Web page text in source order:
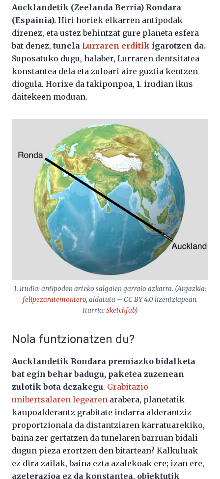
Aucklandetik (Zeelanda Berria) Rondara
(Espainia). Hiri horiek elkarren antipodak
direnez, eta ustez behintzat gure planeta esfera
bat denez, tunela Lurraren erditik igarotzen da.
Suposatuko dugu, halaber, Lurraren dentsitatea
konstantea dela eta zuloari aire guztia kentzen
diogula. Horixe da takiponpoa, 1. irudian ikus
daitekeen moduan.
1. irudia: antipoden arteko salgaien garraio azkarra. (Argazkia:
felipezaratemontero, aldatuta – CC BY 4.0 lizentziapean.
Iturria:Sketchfab)
Nola funtzionatzen du?
Aucklandetik Rondara premiazko bidalketa
bat egin behar badugu, paketea zuzenean
zulotik bota dezakegu. Grabitazio
unibertsalaren legearen arabera, planetatik
kanpoalderantz grabitate indarra alderantziz
proportzionala da distantziaren karratuarekiko,
baina zer gertatzen da tunelaren barruan bidali
dugun pieza erortzen den bitartean? Kalkuluak
ez dira zailak, baina ezta azalekoak ere; izan ere,
azelerazioa ez da konstantea, objektutik